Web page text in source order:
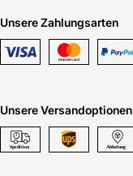
Unsere Zahlungsarten
Unsere Versandoptionen